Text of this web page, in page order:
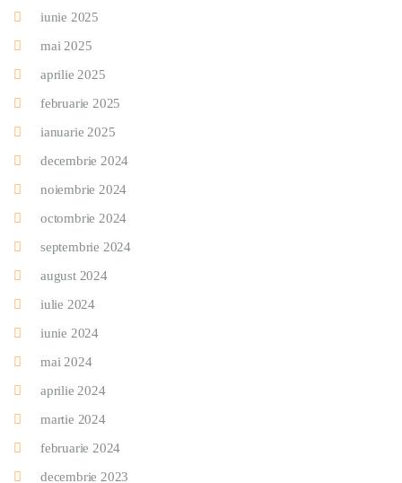
iunie 2025
mai 2025
aprilie 2025
februarie 2025
ianuarie 2025
decembrie 2024
noiembrie 2024
octombrie 2024
septembrie 2024
august 2024
iulie 2024
iunie 2024
mai 2024
aprilie 2024
martie 2024
februarie 2024
decembrie 2023